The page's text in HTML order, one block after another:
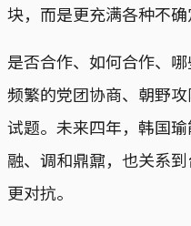
块，而是更充满各种不确
是否合作、如何合作、
频繁的党团协商、朝野
试题。未来四年，韩国
融、调和鼎鼐，也关系
更对抗。